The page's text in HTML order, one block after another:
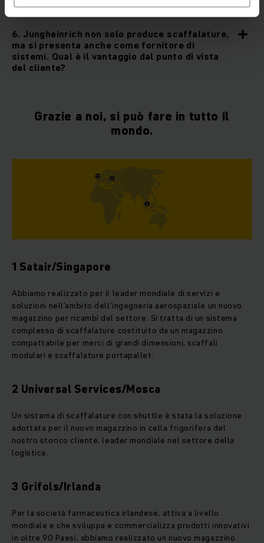
6. Jungheinrich non solo produce scaffalature,
ma si presenta anche come fornitore di
sistemi. Qual è il vantaggio dal punto di vista
del cliente?
Grazie a noi, si può fare in tutto il
mondo.
1 Satair/Singapore
Abbiamo realizzato per il leader mondiale di servizi e
soluzioni nell’ambito dell’ingegneria aerospaziale un nuovo
magazzino per ricambi del settore. Si tratta di un sistema
complesso di scaffalature costituito da un magazzino
compattabile per merci di grandi dimensioni, scaffali
modulari e scaffalature portapallet.
2 Universal Services/Mosca
Un sistema di scaffalature con shuttle è stata la soluzione
adottata per il nuovo magazzino in cella frigorifera del
nostro storico cliente, leader mondiale nel settore della
logistica.
3 Grifols/Irlanda
Per la società farmaceutica irlandese, attiva a livello
mondiale e che sviluppa e commercializza prodotti innovativi
in oltre 90 Paesi, abbiamo realizzato un nuovo magazzino